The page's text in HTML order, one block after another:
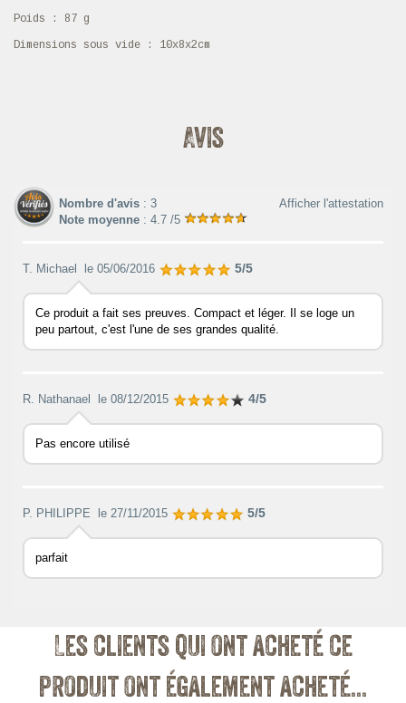
Poids : 87 g
Dimensions sous vide : 10x8x2cm
Avis
Nombre d'avis : 3
Note moyenne : 4.7 /5
Afficher l'attestation
T. Michael le 05/06/2016 5/5
Ce produit a fait ses preuves. Compact et léger. Il se loge un
peu partout, c'est l'une de ses grandes qualité.
R. Nathanael le 08/12/2015 4/5
Pas encore utilisé
P. PHILIPPE le 27/11/2015 5/5
parfait
Les clients qui ont acheté ce
produit ont également acheté...